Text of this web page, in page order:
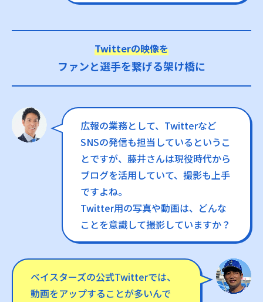
Twitterの映像を
ファンと選手を繋げる架け橋に
広報の業務として、Twitterなど
SNSの発信も担当しているというこ
とですが、藤井さんは現役時代から
ブログを活用していて、撮影も上手
ですよね。
Twitter用の写真や動画は、どんな
ことを意識して撮影していますか？
ベイスターズの公式Twitterでは、
動画をアップすることが多いんで